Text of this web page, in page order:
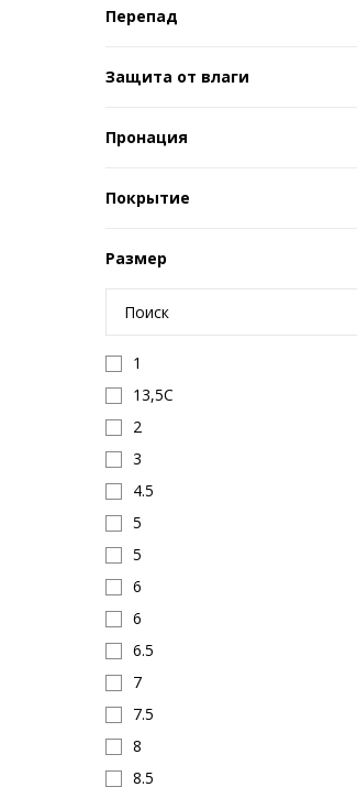
Перепад
Защита от влаги
Пронация
Покрытие
Размер
1
13,5C
2
3
4.5
5
5
6
6
6.5
7
7.5
8
8.5